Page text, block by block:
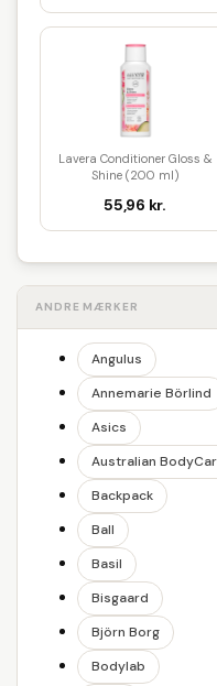
Lavera Conditioner Gloss &
Shine (200 ml)
55,96 kr.
ANDRE MÆRKER
Angulus
Annemarie Börlind
Asics
Australian
Backpack
Ball
Basil
Bisgaard
Björn Borg
Bodylab